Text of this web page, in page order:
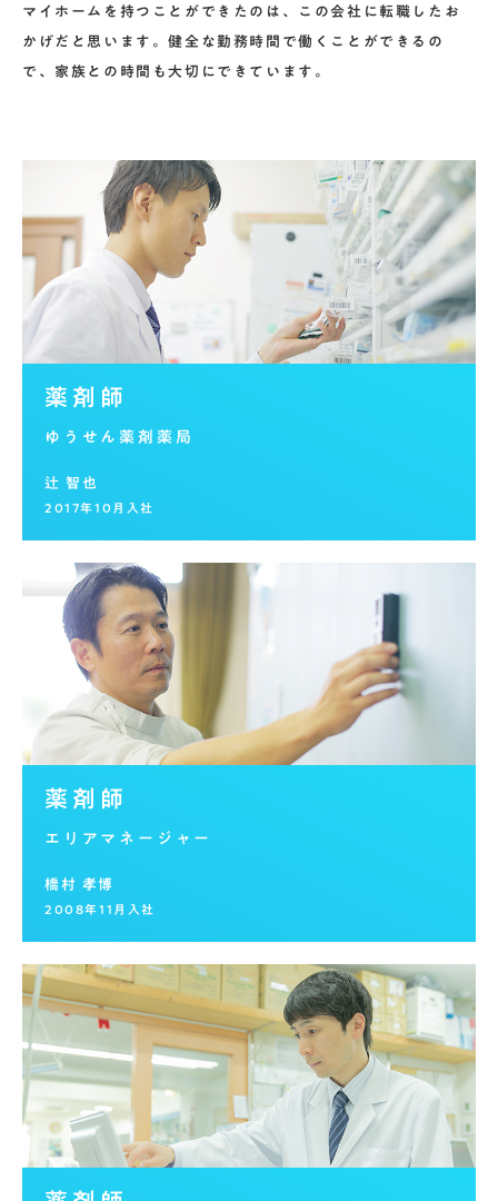
マイホームを持つことができたのは、この会社に転職したお
かげだと思います。健全な勤務時間で働くことができるの
で、家族との時間も大切にできています。
薬剤師
ゆうせん薬剤薬局
辻 智也
2017年10月入社
薬剤師
エリアマネージャー
橋村 孝博
2008年11月入社